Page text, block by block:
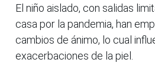
El niño aislado, con salidas
casa por la pandemia, han
cambios de ánimo, lo cual
exacerbaciones de la piel.